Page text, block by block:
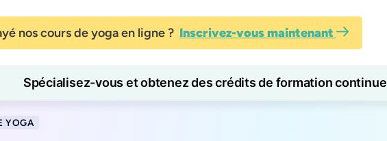
nos cours de yoga en ligne ? Inscrivez-vous maintenant
Spécialisez-vous et obtenez des crédits de formation continue
Apprendre
YOGA